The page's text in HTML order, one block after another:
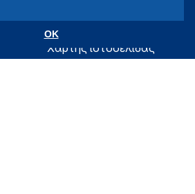
OK
Υγεία
Χάρτης ιστοσελίδας